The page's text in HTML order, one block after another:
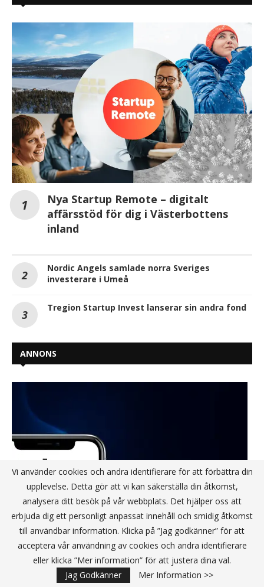
Nya Startup Remote – digitalt
affärsstöd för dig i Västerbottens
inland
Nordic Angels samlade norra Sveriges
investerare i Umeå
Tregion Startup Invest lanserar sin andra fond
ANNONS
Vi använder cookies och andra identifierare för att förbättra din
upplevelse. Detta gör att vi kan säkerställa din åtkomst,
analysera ditt besök på vår webbplats. Det hjälper oss att
erbjuda dig ett personligt anpassat innehåll och smidig åtkomst
till användbar information. Klicka på ”Jag godkänner” för att
acceptera vår användning av cookies och andra identifierare
eller klicka ”Mer information” för att justera dina val.
Jag Godkänner
Mer Information >>